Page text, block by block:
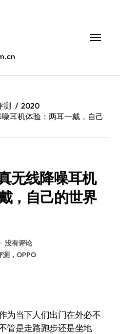
测
2020
耳机体验：两耳一戴，自己
无线降噪耳机
，自己的世界
没有评论
测，OPPO
当下人们出门在外必不
管是走路跑步还是坐地